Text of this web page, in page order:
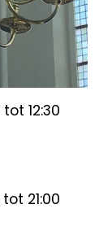
tot 12:30
tot 21:00